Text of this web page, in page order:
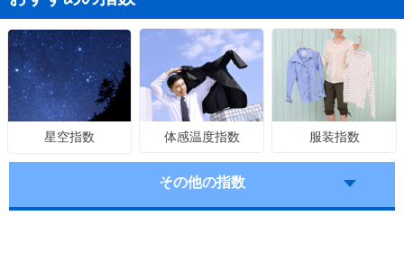
星空指数 体感温度指数 服装指数
その他の指数